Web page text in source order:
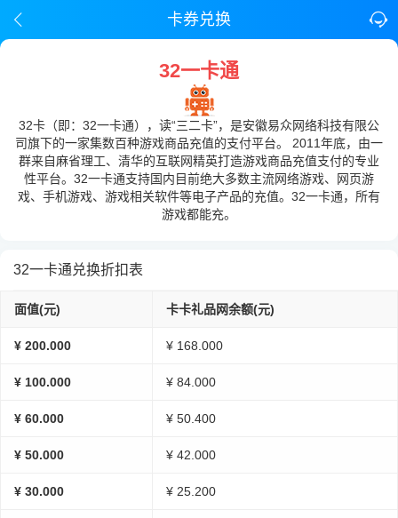
卡券兑换
32一卡通
32卡（即：32一卡通），读“三二卡”，是安徽易众网络科技有限公
司旗下的一家集数百种游戏商品充值的支付平台。 2011年底，由一
群来自麻省理工、清华的互联网精英打造游戏商品充值支付的专业
性平台。32一卡通支持国内目前绝大多数主流网络游戏、网页游
戏、手机游戏、游戏相关软件等电子产品的充值。32一卡通，所有
游戏都能充。
32一卡通兑换折扣表
面值(元) 卡卡礼品网余额(元)
¥ 200.000 ¥ 168.000
¥ 100.000 ¥ 84.000
¥ 60.000 ¥ 50.400
¥ 50.000 ¥ 42.000
¥ 30.000 ¥ 25.200